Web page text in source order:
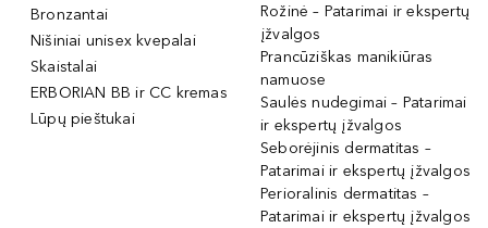
Bronzantai
Nišiniai unisex kvepalai
Skaistalai
ERBORIAN BB ir CC kremas
Lūpų pieštukai
Rožinė – Patarimai ir ekspertų
įžvalgos
Prancūziškas manikiūras
namuose
Saulės nudegimai – Patarimai
ir ekspertų įžvalgos
Seborėjinis dermatitas –
Patarimai ir ekspertų įžvalgos
Perioralinis dermatitas –
Patarimai ir ekspertų įžvalgos